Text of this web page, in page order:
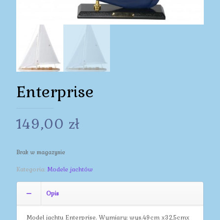
Enterprise
149,00 zł
Brak w magazynie
Kategoria: Modele jachtów
Opis
Model jachtu Enterprise. Wymiary: wys.49cm x32,5cmx